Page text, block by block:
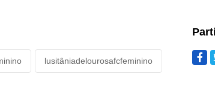
lusitâniadelourosafcfeminino